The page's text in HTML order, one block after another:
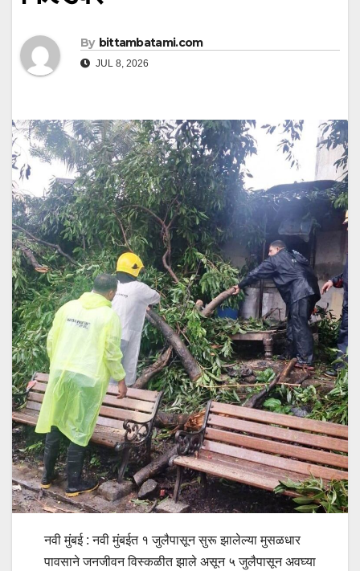
By bittambatami.com
JUL 8, 2026
नवी मुंबई : नवी मुंबईत १ जुलैपासून सुरू झालेल्या मुसळधार
पावसाने जनजीवन विस्कळीत झाले असून ५ जुलैपासून अवघ्या